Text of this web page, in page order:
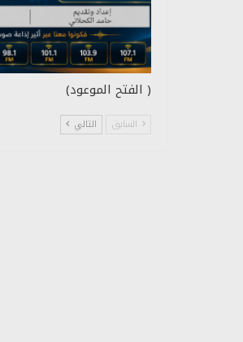
( الفتح الموعود)
السابق التالي